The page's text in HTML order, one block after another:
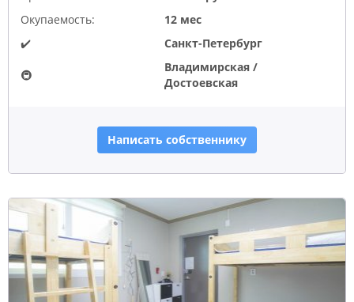
Окупаемость:
12 мес
✔️
Санкт-Петербург
🚇
Владимирская /
Достоевская
Написать собственнику